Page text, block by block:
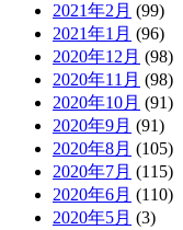
2021年2月 (99)
2021年1月 (96)
2020年12月 (98)
2020年11月 (98)
2020年10月 (91)
2020年9月 (91)
2020年8月 (105)
2020年7月 (115)
2020年6月 (110)
2020年5月 (3)